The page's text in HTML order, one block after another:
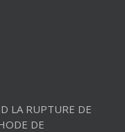
LA RUPTURE DE
DE